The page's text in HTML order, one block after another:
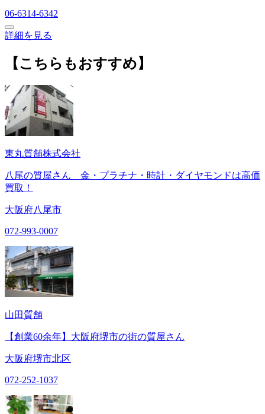
06-6314-6342
詳細を見る
【こちらもおすすめ】
東丸質舗株式会社
八尾の質屋さん 金・プラチナ・時計・ダイヤモンドは高価
買取！
大阪府八尾市
072-993-0007
山田質舗
【創業60余年】大阪府堺市の街の質屋さん
大阪府堺市北区
072-252-1037